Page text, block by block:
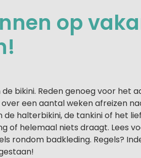
op
bikini. Reden genoeg voor het
een aantal weken afreizen
halterbikini, de tankini of het
of helemaal niets draagt. Lees
rondom badkleding. Regels?